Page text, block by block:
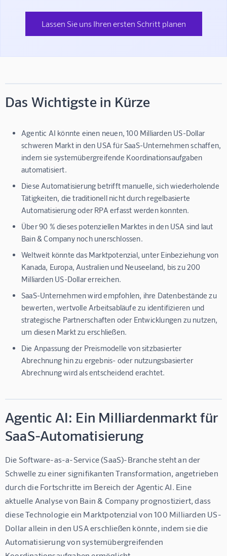
Lassen Sie uns Ihren ersten Schritt planen
Das Wichtigste in Kürze
Agentic AI könnte einen neuen, 100 Milliarden US-Dollar
schweren Markt in den USA für SaaS-Unternehmen schaffen,
indem sie systemübergreifende Koordinationsaufgaben
automatisiert.
Diese Automatisierung betrifft manuelle, sich wiederholende
Tätigkeiten, die traditionell nicht durch regelbasierte
Automatisierung oder RPA erfasst werden konnten.
Über 90 % dieses potenziellen Marktes in den USA sind laut
Bain & Company noch unerschlossen.
Weltweit könnte das Marktpotenzial, unter Einbeziehung von
Kanada, Europa, Australien und Neuseeland, bis zu 200
Milliarden US-Dollar erreichen.
SaaS-Unternehmen wird empfohlen, ihre Datenbestände zu
bewerten, wertvolle Arbeitsabläufe zu identifizieren und
strategische Partnerschaften oder Entwicklungen zu nutzen,
um diesen Markt zu erschließen.
Die Anpassung der Preismodelle von sitzbasierter
Abrechnung hin zu ergebnis- oder nutzungsbasierter
Abrechnung wird als entscheidend erachtet.
Agentic AI: Ein Milliardenmarkt für
SaaS-Automatisierung
Die Software-as-a-Service (SaaS)-Branche steht an der
Schwelle zu einer signifikanten Transformation, angetrieben
durch die Fortschritte im Bereich der Agentic AI. Eine
aktuelle Analyse von Bain & Company prognostiziert, dass
diese Technologie ein Marktpotenzial von 100 Milliarden US-
Dollar allein in den USA erschließen könnte, indem sie die
Automatisierung von systemübergreifenden